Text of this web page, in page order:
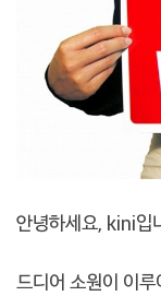
안녕하세요, kini입
드디어 소원이 이